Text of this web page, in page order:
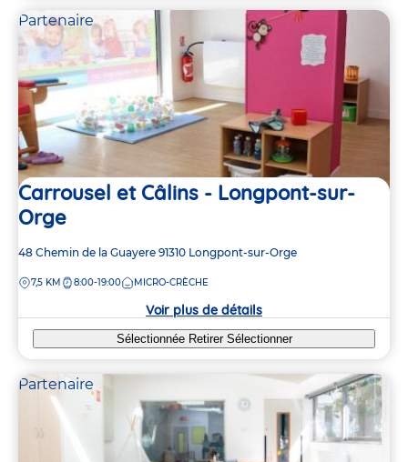
Partenaire
Carrousel et Câlins - Longpont-sur-
Orge
Adresse
la
48 Chemin de la Guayere 91310 Longpont-sur-Orge
DISTANCE
7,5 KM 8:00-19:00 MICRO-CRÈCHE
Voir plus de détails
Sélectionnée Retirer Sélectionner
Partenaire